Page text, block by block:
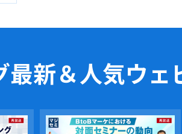
最新＆人気ウェ